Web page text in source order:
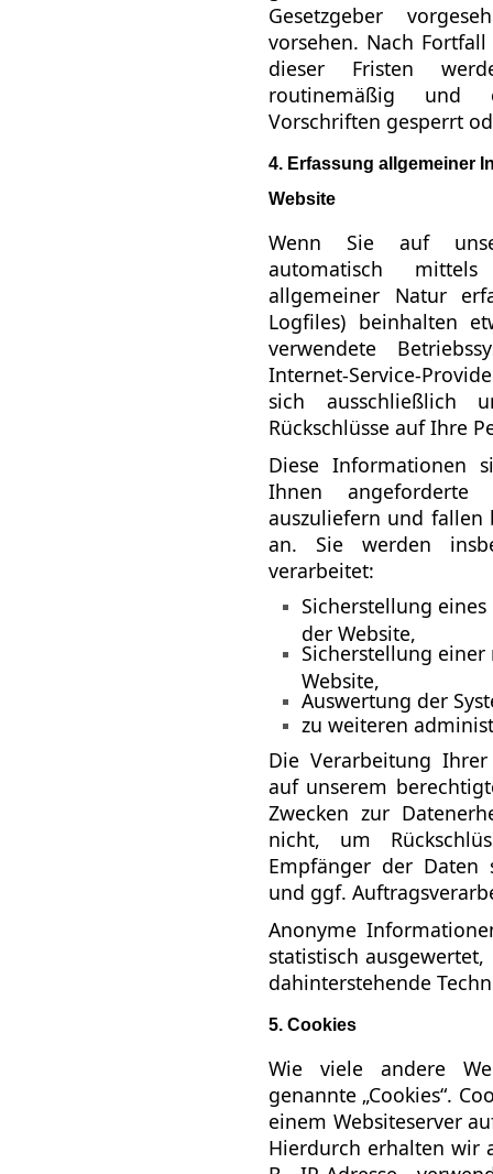
Gesetzgeber
vorsehen. Nach
dieser Fristen
routinemäßig und
Vorschriften gesperrt
4. Erfassung allgemeiner
Website
Wenn Sie auf
automatisch
allgemeiner Natur
Logfiles) beinhalten
verwendete
Internet-Service-
sich ausschließlich
Rückschlüsse auf Ihre
Diese Informationen
Ihnen
auszuliefern und fallen
an. Sie werden
verarbeitet:
Sicherstellung
der Website,
Sicherstellung
Website,
Auswertung der
zu weiteren
Die Verarbeitung
auf unserem
Zwecken zur
nicht, um
Empfänger der
und ggf.
Anonyme
statistisch
dahinterstehende
5. Cookies
Wie viele andere
genannte „Cookies“.
einem Websiteserver
Hierdurch erhalten wir